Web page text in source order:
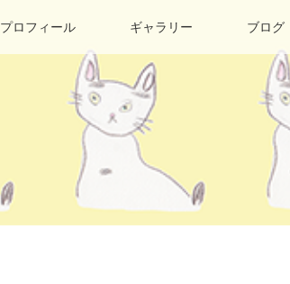
プロフィール ギャラリー ブログ